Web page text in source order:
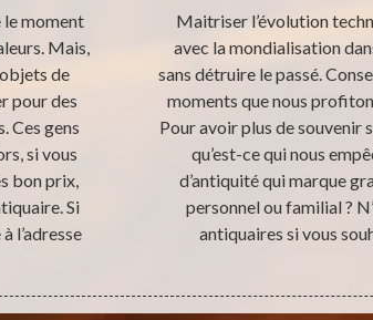
le moment
Mais,
de
pour des
Ces gens
si vous
bon prix,
Si
l’adresse
Maitriser l’évolution
avec la mondialisation
sans détruire le passé.
moments que nous
Pour avoir plus de souvenir
qu’est-ce qui nous
d’antiquité qui marque
personnel ou familial ?
antiquaires si vous